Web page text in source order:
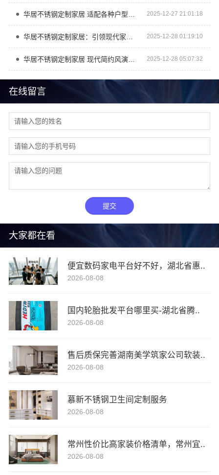
大家都在看
便宜数码家电平台好不好，湖北省惠..
2026-08-08
国内轮胎批发平台哪里买-湖北省腾..
2026-08-08
售后质保完善湖南美学筑家公司软装..
2026-08-08
慕新不锈钢卫生间定制服务
2026-08-08
常州性价比高家装价格清单，常州宜..
2026-08-08
在线留言
提交
2025-12-27 21:01:18
2025-12-28 01:19:10
2025-12-28 05:07:32